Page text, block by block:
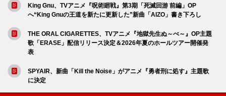
King Gnu、TVアニメ『呪術廻戦』第3期「死滅回游 前編」OP
へ“King Gnuの王道を新たに更新した”新曲「AIZO」書き下ろし
THE ORAL CIGARETTES、TVアニメ『地獄先生ぬ～べ～』OP主題
歌「ERASE」配信リリース決定＆2026年夏のホールツアー開催発
表
SPYAIR、新曲「Kill the Noise」がアニメ『勇者刑に処す』主題歌
に決定